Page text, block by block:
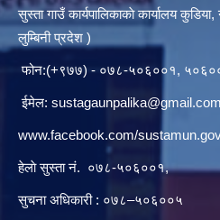
सुस्ता गाउँ कार्यपालिकाकाे कार्यालय
लुम्बिनी प्रदेश )
फोन:(+९७७) - ०७८-५०६००१,
ईमेल: sustagaunpalika@gmail.com
www.facebook.com/
हेलाे सुस्ता नं. ०७८-५०६००१,
सुचना अधिकारी : ०७८–५०६००५